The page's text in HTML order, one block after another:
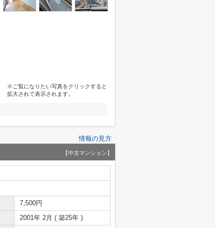
※ご覧になりたい写真をクリックすると
拡大されて表示されます。
情報の見方
【中古マンション】
7,500円
2001年 2月 ( 築25年 )